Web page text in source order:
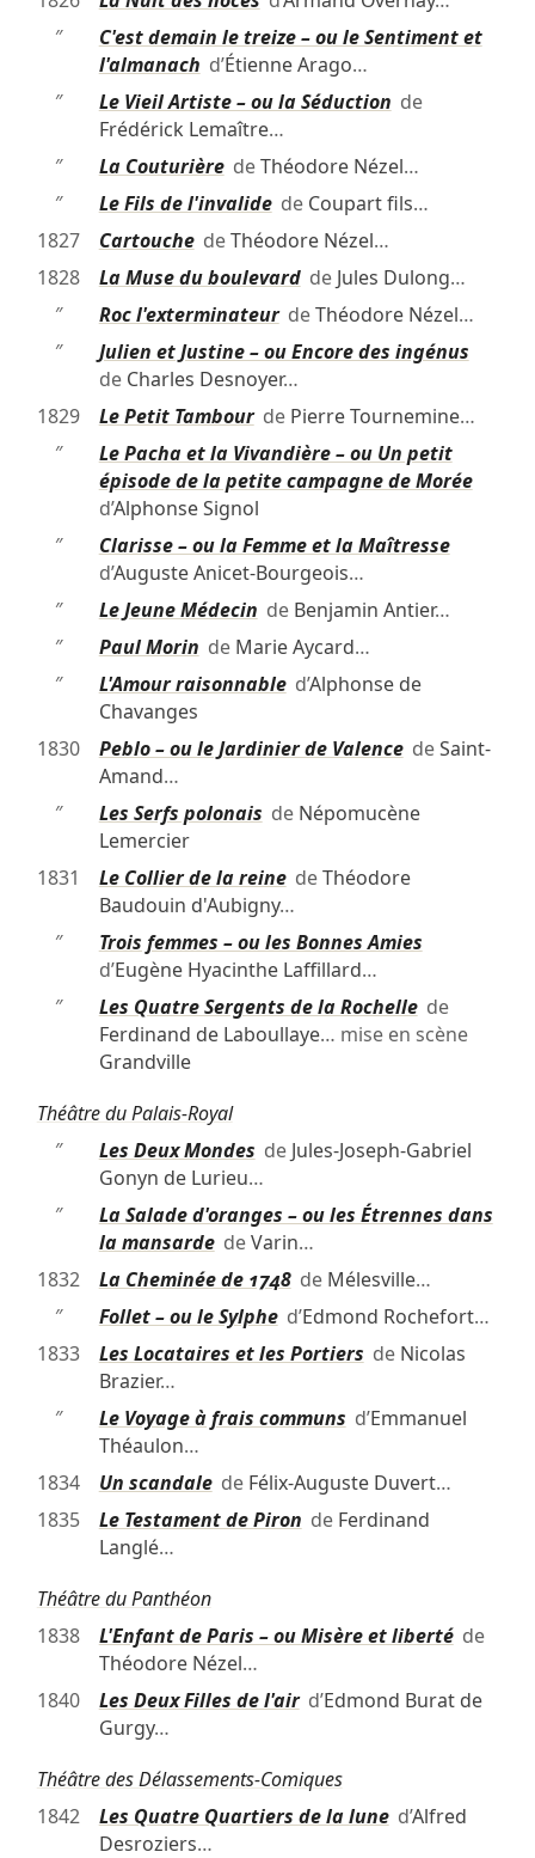
″
C'est demain le treize – ou le Sentiment et
l'almanach d’Étienne Arago…
″
Le Vieil Artiste – ou la Séduction de
Frédérick Lemaître…
″
La CouturièredeThéodore Nézel…
″
Le Fils de l'invalidede Coupart fils…
1827
CartouchedeThéodore Nézel…
1828
La Muse du boulevardde Jules Dulong…
″
Roc l'exterminateurdeThéodore Nézel…
″
Julien et Justine – ou Encore des ingénus
de Charles Desnoyer…
1829
Le Petit Tambourde Pierre Tournemine…
″
Le Pacha et la Vivandière – ou Un petit
épisode de la petite campagne de Morée
d’Alphonse Signol
″
Clarisse – ou la Femme et la Maîtresse
d’Auguste Anicet-Bourgeois…
″
Le Jeune Médecin de Benjamin Antier…
″
Paul Morin de Marie Aycard…
″
L'Amour raisonnabled’Alphonse de
Chavanges
1830
Peblo – ou le Jardinier de ValencedeSaint-
Amand…
″
Les Serfs polonais de Népomucène
Lemercier
1831
Le Collier de la reinedeThéodore
Baudouin d'Aubigny…
″
Trois femmes – ou les Bonnes Amies
d’Eugène Hyacinthe Laffillard…
″
Les Quatre Sergents de la Rochellede
Ferdinand de Laboullaye… mise en scène
Grandville
Théâtre du Palais-Royal
″
Les Deux Mondes de Jules-Joseph-Gabriel
Gonyn de Lurieu…
″
La Salade d'oranges – ou les Étrennes dans
la mansardedeVarin…
1832
La Cheminée de 1748de Mélesville…
″
Follet – ou le Sylphed’Edmond Rochefort…
1833
Les Locataires et les Portiers de Nicolas
Brazier…
″
Le Voyage à frais communs d’Emmanuel
Théaulon…
1834
Un scandalede Félix-Auguste Duvert…
1835
Le Testament de Piron de Ferdinand
Langlé…
Théâtre du Panthéon
1838
L'Enfant de Paris – ou Misère et libertéde
Théodore Nézel…
1840
Les Deux Filles de l'aird’Edmond Burat de
Gurgy…
Théâtre des Délassements-Comiques
1842
Les Quatre Quartiers de la luned’Alfred
Desroziers…